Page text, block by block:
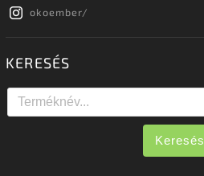
okoember/
KERESÉS
Keresés